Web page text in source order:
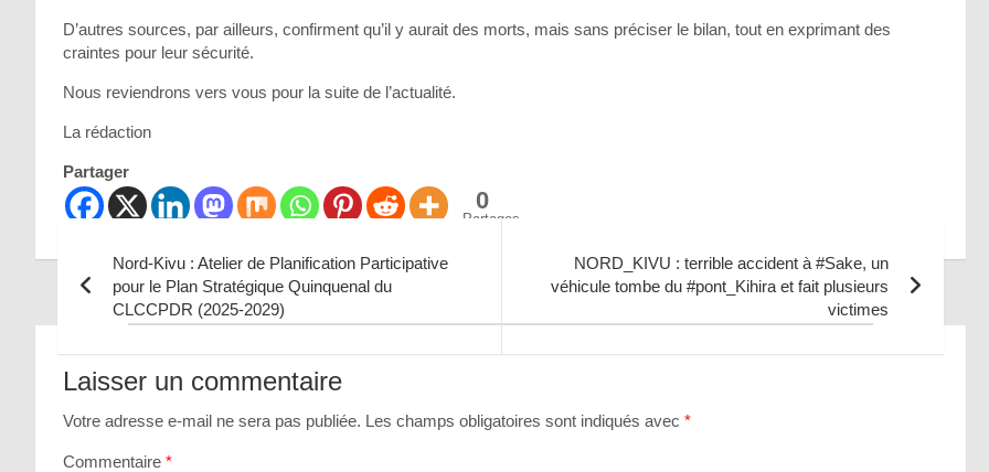
D’autres sources, par ailleurs, confirment qu’il y aurait des morts, mais sans préciser le bilan, tout en exprimant des
craintes pour leur sécurité.
Nous reviendrons vers vous pour la suite de l’actualité.
La rédaction
Partager
0
Partages
Navigation
de
l’article
Nord-Kivu : Atelier de Planification Participative
pour le Plan Stratégique Quinquenal du
CLCCPDR (2025-2029)
NORD_KIVU : terrible accident à #Sake, un
véhicule tombe du #pont_Kihira et fait plusieurs
victimes
Laisser un commentaire
Votre adresse e-mail ne sera pas publiée. Les champs obligatoires sont indiqués avec *
Commentaire *